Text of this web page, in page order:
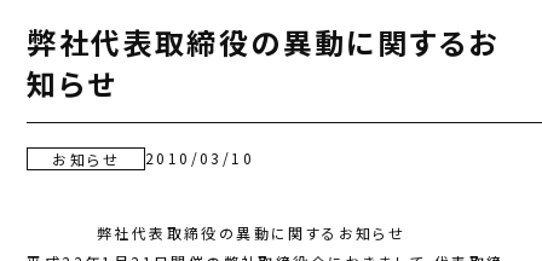
弊社代表取締役の異動に関するお
知らせ
お知らせ 2010/03/10
弊社代表取締役の異動に関するお知らせ